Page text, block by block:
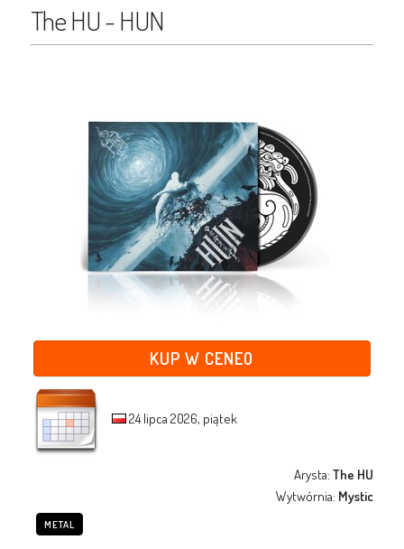
The HU - HUN
KUP W CENEO
24 lipca 2026, piątek
Arysta:The HU
Wytwórnia: Mystic
METAL